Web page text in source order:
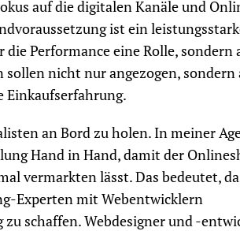
auf die digitalen Kanäle und
ist ein
Performance eine Rolle, sondern
nicht nur angezogen, sondern
Einkaufserfahrung.
an Bord zu holen. In meiner
Hand in Hand, damit der
vermarkten lässt. Das bedeutet,
Experten mit Webentwicklern
schaffen. Webdesigner und -